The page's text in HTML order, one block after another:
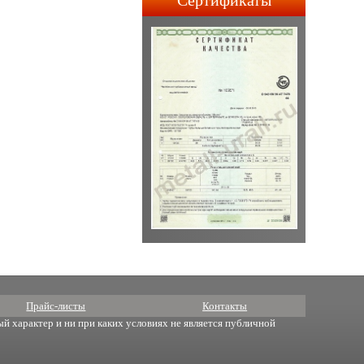
строительства АПЛ 4-го и
5-го поколений.
Прайс-листы Контакты
характер и ни при каких условиях не является публичной